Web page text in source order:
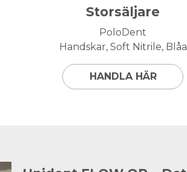
Storsäljare
PoloDent
Handskar, Soft Nitrile, Blåa
HANDLA HÄR